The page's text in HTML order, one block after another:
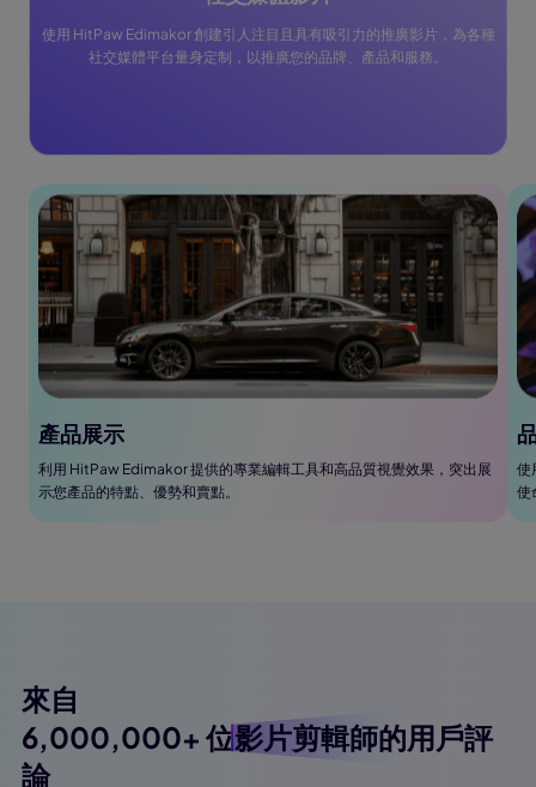
使用 HitPaw Edimakor 創建引人注目且具有吸引力的推廣影片，為各種
社交媒體平台量身定制，以推廣您的品牌、產品和服務。
產品展示
利用 HitPaw Edimakor 提供的專業編輯工具和高品質視覺效果，突出展
示您產品的特點、優勢和賣點。
使
使
來自
6,000,000+ 位影片剪輯師的用戶評
論